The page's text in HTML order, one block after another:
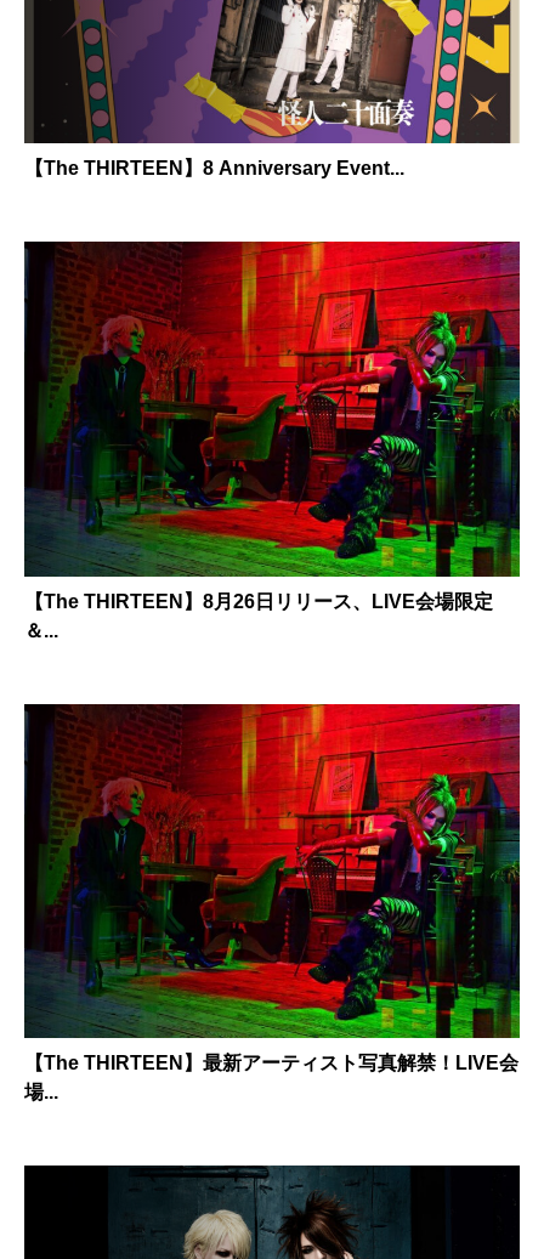
【The THIRTEEN】8 Anniversary Event...
【The THIRTEEN】8月26日リリース、LIVE会場限定
＆...
【The THIRTEEN】最新アーティスト写真解禁！LIVE会
場...